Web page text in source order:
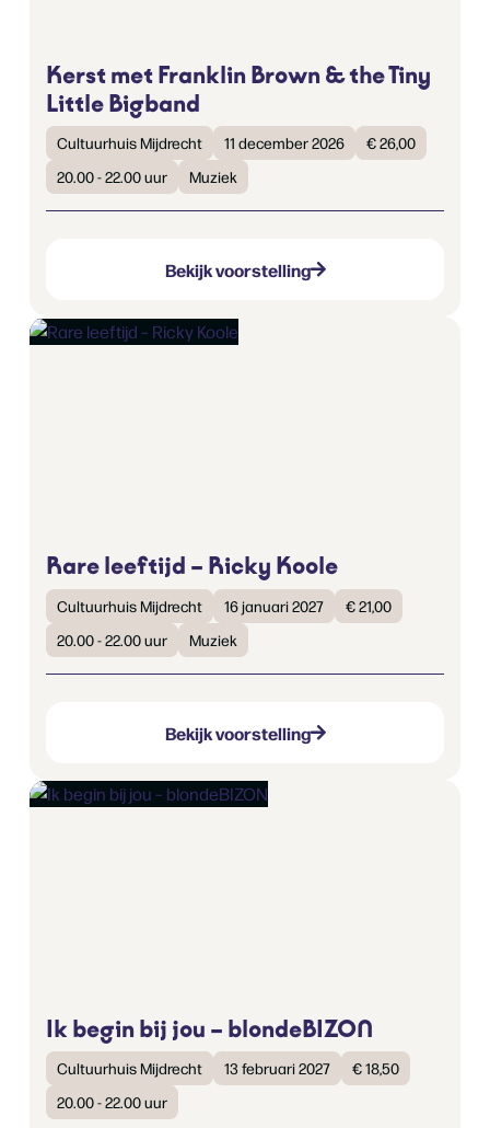
Kerst met Franklin Brown & the Tiny
Little Bigband
Cultuurhuis Mijdrecht 11 december 2026
€ 26,00
20.00 - 22.00 uur
Muziek
Bekijk voorstelling
Rare leeftijd – Ricky Koole
Cultuurhuis Mijdrecht 16 januari 2027
€ 21,00
20.00 - 22.00 uur
Muziek
Bekijk voorstelling
Ik begin bij jou – blondeBIZON
Cultuurhuis Mijdrecht 13 februari 2027
€ 18,50
20.00 - 22.00 uur